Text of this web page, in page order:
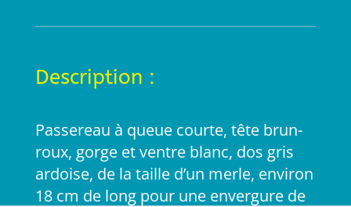
Description :
Passereau à queue courte, tête brun-
roux, gorge et ventre blanc, dos gris
ardoise, de la taille d’un merle, environ
18 cm de long pour une envergure de